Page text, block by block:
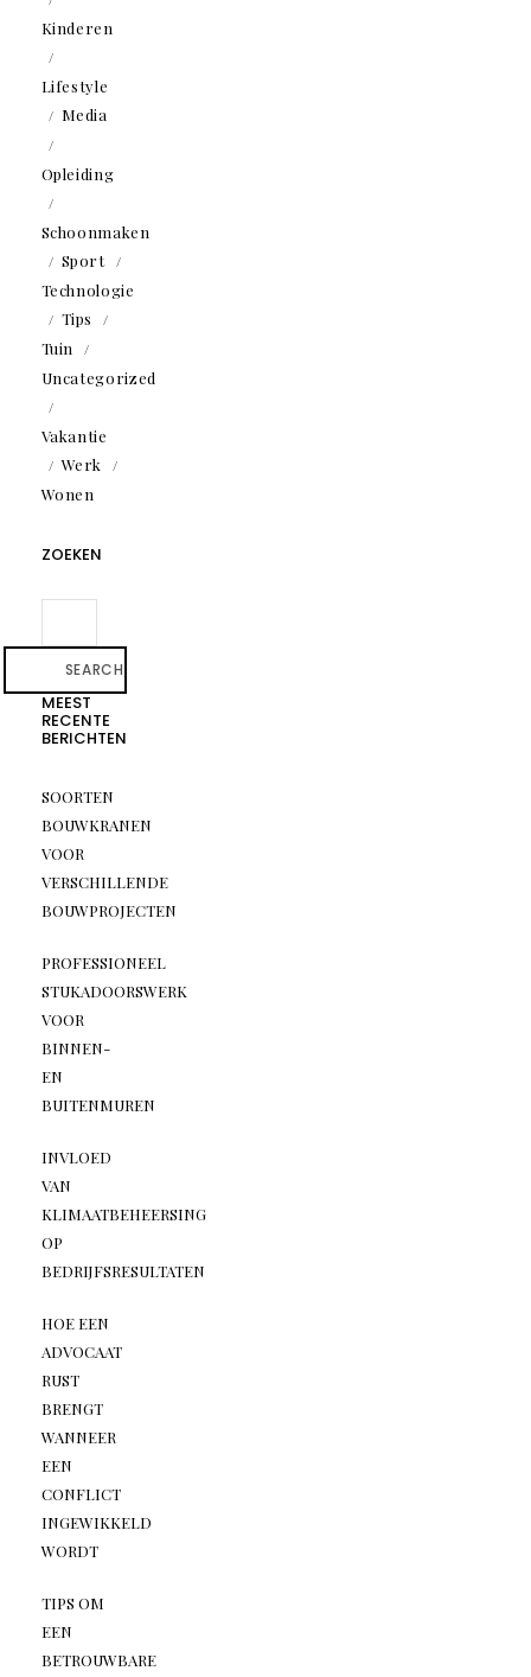
Kinderen
Lifestyle
Media
Opleiding
Schoonmaken
Sport
Technologie
Tips
Tuin
Uncategorized
Vakantie
Werk
Wonen
ZOEKEN
SEARCH
MEEST
RECENTE
BERICHTEN
SOORTEN
BOUWKRANEN
VOOR
VERSCHILLENDE
BOUWPROJECTEN
PROFESSIONEEL
STUKADOORSWERK
VOOR
BINNEN-
EN
BUITENMUREN
INVLOED
VAN
KLIMAATBEHEERSING
OP
BEDRIJFSRESULTATEN
HOE EEN
ADVOCAAT
RUST
BRENGT
WANNEER
EEN
CONFLICT
INGEWIKKELD
WORDT
TIPS OM
EEN
BETROUWBARE